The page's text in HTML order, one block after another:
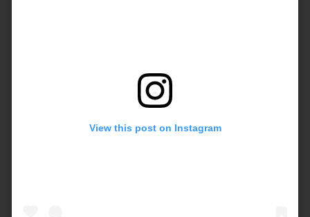
View this post on Instagram